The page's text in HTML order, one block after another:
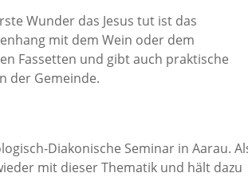
Wunder das Jesus tut ist das
mit dem Wein oder dem
Fassetten und gibt auch praktische
der Gemeinde.
Diakonische Seminar in Aarau.
mit dieser Thematik und hält dazu